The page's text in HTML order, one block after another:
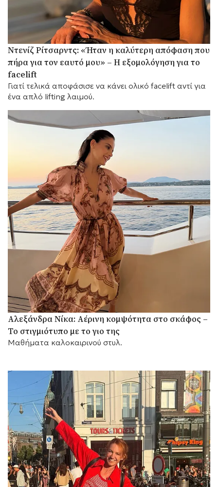
Ντενίζ Ρίτσαρντς: «Ήταν η καλύτερη απόφαση που
πήρα για τον εαυτό μου» – Η εξομολόγηση για το
facelift
Γιατί τελικά αποφάσισε να κάνει ολικό facelift αντί για
ένα απλό lifting λαιμού.
Αλεξάνδρα Νίκα: Αέρινη κομψότητα στο σκάφος –
Το στιγμιότυπο με το γιο της
Μαθήματα καλοκαιρινού στυλ.